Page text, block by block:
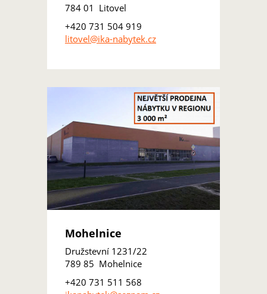
784 01 Litovel
+420 731 504 919
litovel@ika-nabytek.cz
Mohelnice
Družstevní 1231/22
789 85 Mohelnice
+420 731 511 568